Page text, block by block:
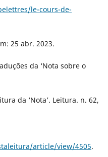
le-cours-de-
25 abr. 2023.
da ‘Nota sobre o
da ‘Nota’. Leitura. n. 62,
article/view/4505.